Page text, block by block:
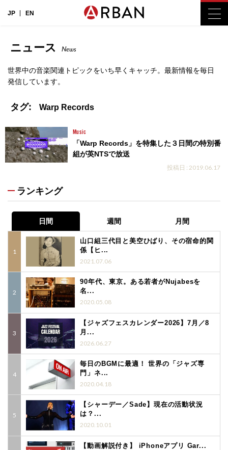
JP EN
ニュース News
世界中の音楽関連トピックをいち早くキャッチ。最新情報を毎日
発信しています。
タグ: Warp Records
Music
「Warp Records」を特集した３日間の特別番
組が英NTSで放送
投稿日 : 2019.06.17
ランキング
日間 週間 月間
山口組三代目と美空ひばり、その宿命的関
係【ヒ...
2021.07.06
90年代、東京。ある若者がNujabesを
名...
2020.05.08
【ジャズフェスカレンダー2026】7月／8
月...
2026.06.27
毎日のBGMに最適！ 世界の「ジャズ専
門」ネ...
2020.04.18
【シャーデー／Sade】現在の活動状況
は？...
2020.10.01
【動画解説付き】 iPhoneアプリ Gar...